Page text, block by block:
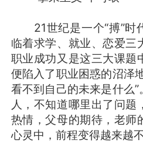
21世纪是一个“搏”时
临着求学、就业、恋爱三
职业成功又是这三大课题
便陷入了职业困惑的沼泽
看不到自己的未来是什么
人，不知道哪里出了问题
热情，父母的期待，老师
心灵中，前程变得越来越不